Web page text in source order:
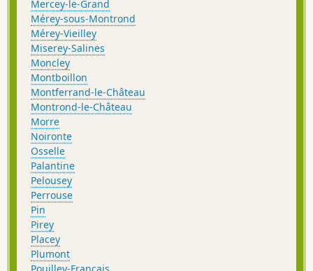
Mercey-le-Grand
Mérey-sous-Montrond
Mérey-Vieilley
Miserey-Salines
Moncley
Montboillon
Montferrand-le-Château
Montrond-le-Château
Morre
Noironte
Osselle
Palantine
Pelousey
Perrouse
Pin
Pirey
Placey
Plumont
Pouilley-Français